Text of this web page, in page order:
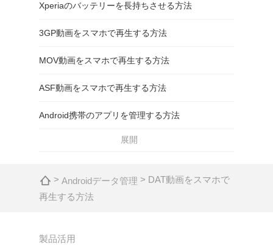
Xperiaのバッテリーを長持ちさせる方法
3GP動画をスマホで再生する方法
MOV動画をスマホで再生する方法
ASF動画をスマホで再生する方法
Android携帯のアプリを管理する方法
展開
> Androidデータ管理 > DAT動画をスマホで
再生する方法
製品活用